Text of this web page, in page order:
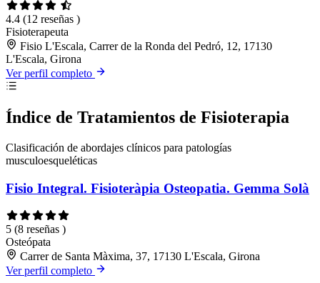
4.4 (12 reseñas )
Fisioterapeuta
Fisio L'Escala, Carrer de la Ronda del Pedró, 12, 17130
L'Escala, Girona
Ver perfil completo
Índice de Tratamientos de Fisioterapia
Clasificación de abordajes clínicos para patologías
musculoesqueléticas
Fisio Integral. Fisioteràpia Osteopatia. Gemma Solà
5 (8 reseñas )
Osteópata
Carrer de Santa Màxima, 37, 17130 L'Escala, Girona
Ver perfil completo